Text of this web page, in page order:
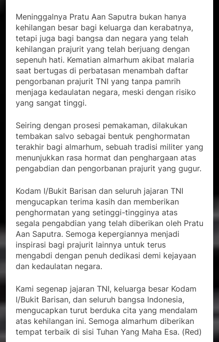
Meninggalnya Pratu Aan Saputra bukan hanya
kehilangan besar bagi keluarga dan kerabatnya,
tetapi juga bagi bangsa dan negara yang telah
kehilangan prajurit yang telah berjuang dengan
sepenuh hati. Kematian almarhum akibat malaria
saat bertugas di perbatasan menambah daftar
pengorbanan prajurit TNI yang tanpa pamrih
menjaga kedaulatan negara, meski dengan risiko
yang sangat tinggi.
Seiring dengan prosesi pemakaman, dilakukan
tembakan salvo sebagai bentuk penghormatan
terakhir bagi almarhum, sebuah tradisi militer yang
menunjukkan rasa hormat dan penghargaan atas
pengabdian dan pengorbanan prajurit yang gugur.
Kodam I/Bukit Barisan dan seluruh jajaran TNI
mengucapkan terima kasih dan memberikan
penghormatan yang setinggi-tingginya atas
segala pengabdian yang telah diberikan oleh Pratu
Aan Saputra. Semoga kepergiannya menjadi
inspirasi bagi prajurit lainnya untuk terus
mengabdi dengan penuh dedikasi demi kejayaan
dan kedaulatan negara.
Kami segenap jajaran TNI, keluarga besar Kodam
I/Bukit Barisan, dan seluruh bangsa Indonesia,
mengucapkan turut berduka cita yang mendalam
atas kehilangan ini. Semoga almarhum diberikan
tempat terbaik di sisi Tuhan Yang Maha Esa. (Red)